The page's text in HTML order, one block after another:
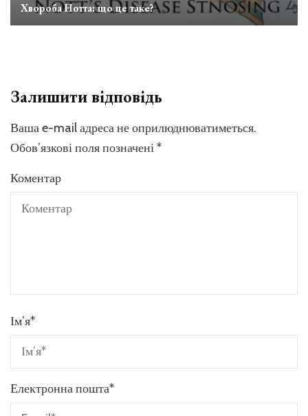
Хвороба Нотта: що це таке?
Залишити відповідь
Ваша e-mail адреса не оприлюднюватиметься.
Обов’язкові поля позначені*
Коментар
Ім’я*
Електронна пошта*